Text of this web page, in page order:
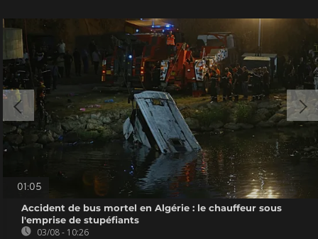
01:05
Accident de bus mortel en Algérie : le chauffeur sous
l'emprise de stupéfiants
03/08 - 10:26